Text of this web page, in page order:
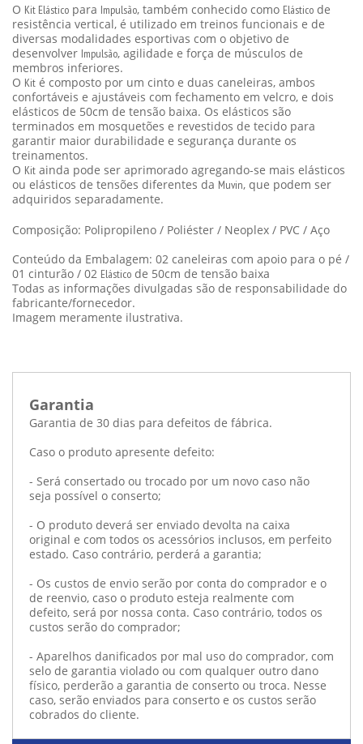
O Kit Elástico para Impulsão, também conhecido como Elástico de
resistência vertical, é utilizado em treinos funcionais e de
diversas modalidades esportivas com o objetivo de
desenvolver Impulsão, agilidade e força de músculos de
membros inferiores.
O Kit é composto por um cinto e duas caneleiras, ambos
confortáveis e ajustáveis com fechamento em velcro, e dois
elásticos de 50cm de tensão baixa. Os elásticos são
terminados em mosquetões e revestidos de tecido para
garantir maior durabilidade e segurança durante os
treinamentos.
O Kit ainda pode ser aprimorado agregando-se mais elásticos
ou elásticos de tensões diferentes da Muvin, que podem ser
adquiridos separadamente.
Composição: Polipropileno / Poliéster / Neoplex / PVC / Aço
Conteúdo da Embalagem: 02 caneleiras com apoio para o pé /
01 cinturão / 02 Elástico de 50cm de tensão baixa
Todas as informações divulgadas são de responsabilidade do
fabricante/fornecedor.
Imagem meramente ilustrativa.
Garantia
Garantia de 30 dias para defeitos de fábrica.
Caso o produto apresente defeito:
- Será consertado ou trocado por um novo caso não
seja possível o conserto;
- O produto deverá ser enviado devolta na caixa
original e com todos os acessórios inclusos, em perfeito
estado. Caso contrário, perderá a garantia;
- Os custos de envio serão por conta do comprador e o
de reenvio, caso o produto esteja realmente com
defeito, será por nossa conta. Caso contrário, todos os
custos serão do comprador;
- Aparelhos danificados por mal uso do comprador, com
selo de garantia violado ou com qualquer outro dano
físico, perderão a garantia de conserto ou troca. Nesse
caso, serão enviados para conserto e os custos serão
cobrados do cliente.